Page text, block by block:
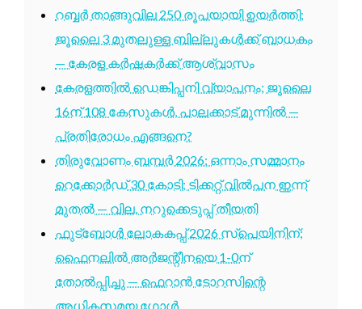
റബ്ബർ താങ്ങുവില 250 രൂപയായി ഉയർത്തി;
ജൂലൈ 3 മുതലുള്ള ബില്ലുകൾക്ക് ബാധകം
— കേരള കർഷകർക്ക് ആശ്വാസം
കേരളത്തിൽ ഡെങ്കിപ്പനി വ്യാപനം; ജൂലൈ
16ന് 108 കേസുകൾ, പാലക്കാട് മുന്നിൽ —
പ്രതിരോധം എങ്ങനെ?
തിരുവോണം ബമ്പർ 2026: ഒന്നാം സമ്മാനം
റെക്കോർഡ് 30 കോടി; ടിക്കറ്റ് വിൽപന ഇന്ന്
മുതൽ — വില, നറുക്കെടുപ്പ് തീയതി
ഫുട്ബോൾ ലോകകപ്പ് 2026 സ്പെയിനിന്;
ഫൈനലിൽ അർജന്റീനയെ 1-0ന്
തോൽപ്പിച്ചു — ഫെറാൻ ടോറസിന്റെ
അധികസമയ ഗോൾ